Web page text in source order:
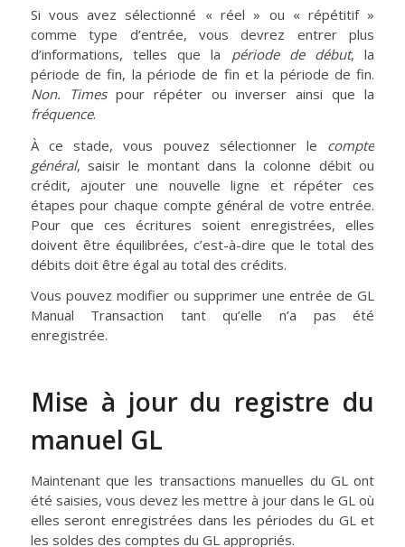
Si vous avez sélectionné « réel » ou « répétitif »
comme type d’entrée, vous devrez entrer plus
d’informations, telles que la période de début, la
période de fin, la période de fin et la période de fin.
Non. Timespour répéter ou inverser ainsi que la
fréquence.
À ce stade, vous pouvez sélectionner le compte
général, saisir le montant dans la colonne débit ou
crédit, ajouter une nouvelle ligne et répéter ces
étapes pour chaque compte général de votre entrée.
Pour que ces écritures soient enregistrées, elles
doivent être équilibrées, c’est-à-dire que le total des
débits doit être égal au total des crédits.
Vous pouvez modifier ou supprimer une entrée de GL
Manual Transaction tant qu’elle n’a pas été
enregistrée.
Mise à jour du registre du
manuel GL
Maintenant que les transactions manuelles du GL ont
été saisies, vous devez les mettre à jour dans le GL où
elles seront enregistrées dans les périodes du GL et
les soldes des comptes du GL appropriés.